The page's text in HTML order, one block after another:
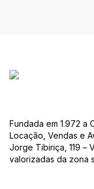
Fundada em 1.972 a
Locação, Vendas e
Jorge Tibiriça, 119 –
valorizadas da zona